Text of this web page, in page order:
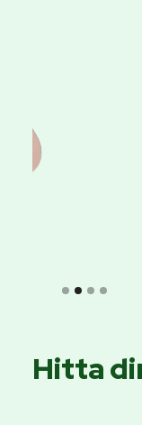
Slide 2 of 4.
Hitta